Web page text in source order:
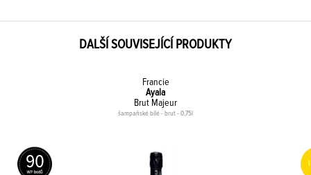
DALŠÍ SOUVISEJÍCÍ PRODUKTY
Francie
Ayala
Brut Majeur
šampaňské bílé - brut - 0,75l
90